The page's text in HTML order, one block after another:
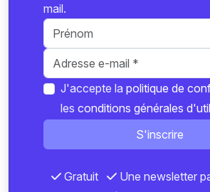
mail.
J'accepte la politique de
les conditions générales
S'inscrire
Gratuit
Une newsletter